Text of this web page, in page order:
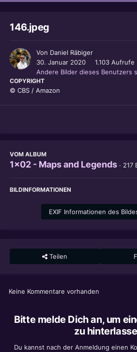
146.jpeg
Von Daniel Räbiger
30. Januar 2020
1.103 Aufrufe
Andere Bilder dieses Benutzers
COPYRIGHT
© CBS / Amazon
VOM ALBUM
1x02 - Maps and Legends · 217
BILDINFORMATIONEN
EXIF Informationen des
Teilen
Keine Kommentare vorhanden
Bitte melde Dich an, um
zu
Du kannst nach der Anmeldung einen